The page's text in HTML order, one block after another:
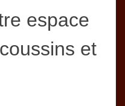
espace
et